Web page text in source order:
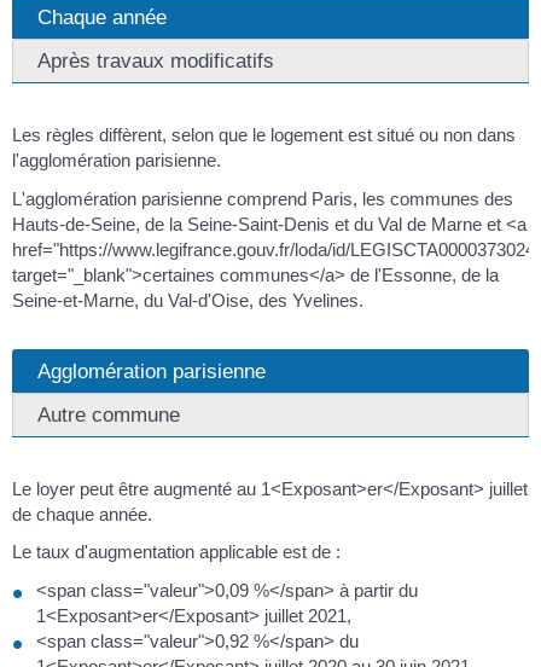
Chaque année
Après travaux modificatifs
Les règles diffèrent, selon que le logement est situé ou non dans
l'agglomération parisienne.
L'agglomération parisienne comprend Paris, les communes des
Hauts-de-Seine, de la Seine-Saint-Denis et du Val de Marne et <a
href="https://www.legifrance.gouv.fr/loda/id/
target="_blank">certaines communes</a> de l'Essonne, de la
Seine-et-Marne, du Val-d'Oise, des Yvelines.
Agglomération parisienne
Autre commune
Le loyer peut être augmenté au 1<Exposant>er</Exposant> juillet
de chaque année.
Le taux d'augmentation applicable est de :
<span class="valeur">0,09 %</span> à partir du
1<Exposant>er</Exposant> juillet 2021,
<span class="valeur">0,92 %</span> du